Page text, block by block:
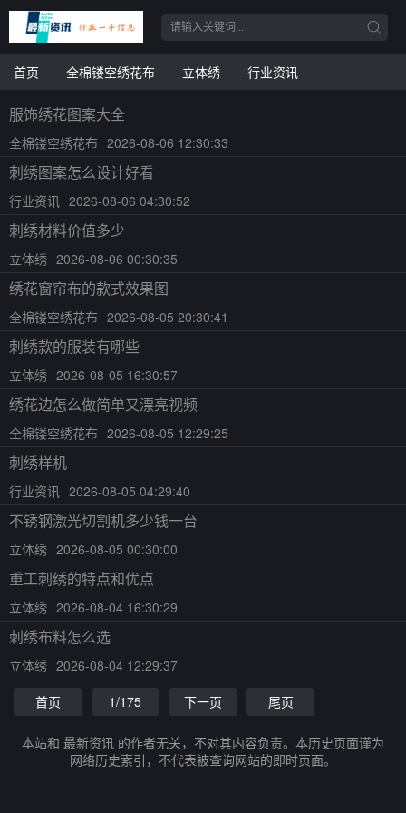
首页 全棉镂空绣花布 立体绣 行业资讯
服饰绣花图案大全
全棉镂空绣花布 2026-08-06 12:30:33
刺绣图案怎么设计好看
行业资讯 2026-08-06 04:30:52
刺绣材料价值多少
立体绣 2026-08-06 00:30:35
绣花窗帘布的款式效果图
全棉镂空绣花布 2026-08-05 20:30:41
刺绣款的服装有哪些
立体绣 2026-08-05 16:30:57
绣花边怎么做简单又漂亮视频
全棉镂空绣花布 2026-08-05 12:29:25
刺绣样机
行业资讯 2026-08-05 04:29:40
不锈钢激光切割机多少钱一台
立体绣 2026-08-05 00:30:00
重工刺绣的特点和优点
立体绣 2026-08-04 16:30:29
刺绣布料怎么选
立体绣 2026-08-04 12:29:37
首页
1/175 下一页 尾页
本站和 最新资讯 的作者无关，不对其内容负责。本历史页面谨为
网络历史索引，不代表被查询网站的即时页面。